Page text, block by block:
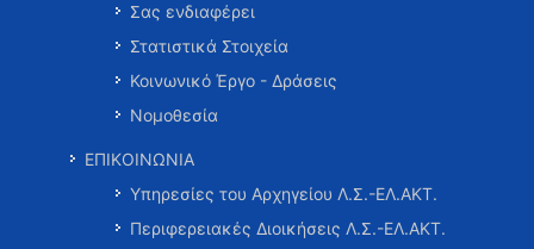
Σας ενδιαφέρει
Στατιστικά Στοιχεία
Κοινωνικό Έργο - Δράσεις
Νομοθεσία
ΕΠΙΚΟΙΝΩΝΙΑ
Υπηρεσίες του Αρχηγείου Λ.Σ.-ΕΛ.ΑΚΤ.
Περιφερειακές Διοικήσεις Λ.Σ.-ΕΛ.ΑΚΤ.